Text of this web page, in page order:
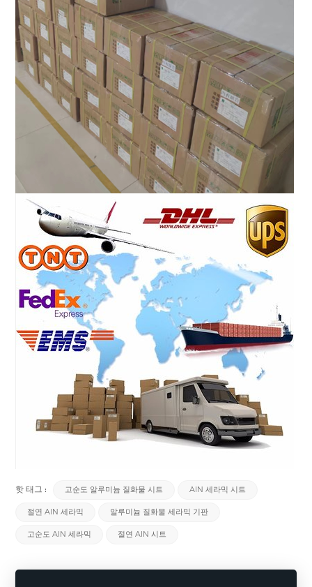
핫 태그 : 고순도 알루미늄 질화물 시트 AlN 세라믹 시트
절연 AlN 세라믹 알루미늄 질화물 세라믹 기판
고순도 AlN 세라믹 절연 AlN 시트